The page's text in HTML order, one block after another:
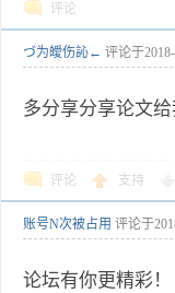
评论
づ为皧伤訫← 评论于
多分享分享论文
评论 支持
账号N次被占用 评论于
论坛有你更精彩！